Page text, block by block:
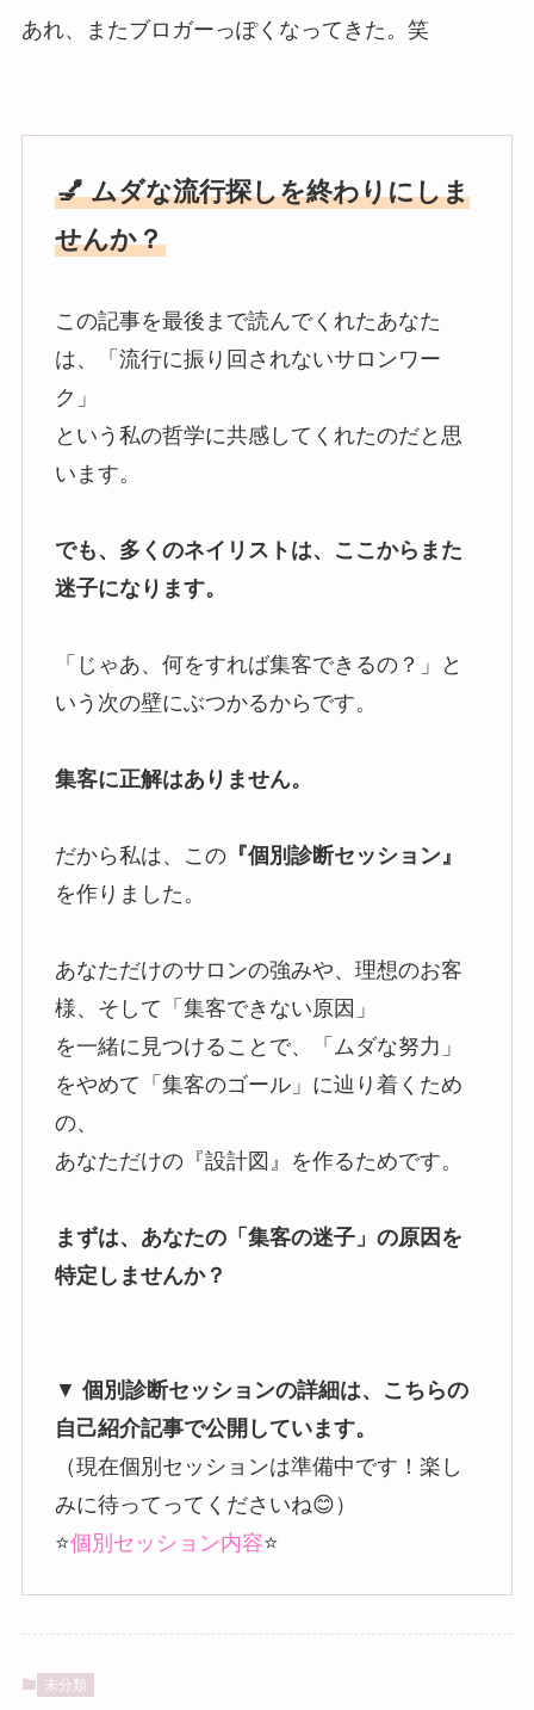
あれ、またブロガーっぽくなってきた。笑
💅 ムダな流行探しを終わりにしま
せんか？
この記事を最後まで読んでくれたあなた
は、「流行に振り回されないサロンワー
ク」
という私の哲学に共感してくれたのだと思
います。
でも、多くのネイリストは、ここからまた
迷子になります。
「じゃあ、何をすれば集客できるの？」と
いう次の壁にぶつかるからです。
集客に正解はありません。
だから私は、この『個別診断セッション』
を作りました。
あなただけのサロンの強みや、理想のお客
様、そして「集客できない原因」
を一緒に見つけることで、「ムダな努力」
をやめて「集客のゴール」に辿り着くため
の、
あなただけの『設計図』を作るためです。
まずは、あなたの「集客の迷子」の原因を
特定しませんか？
▼ 個別診断セッションの詳細は、こちらの
自己紹介記事で公開しています。
（現在個別セッションは準備中です！楽し
みに待ってってくださいね😊）
⭐️個別セッション内容⭐️
未分類